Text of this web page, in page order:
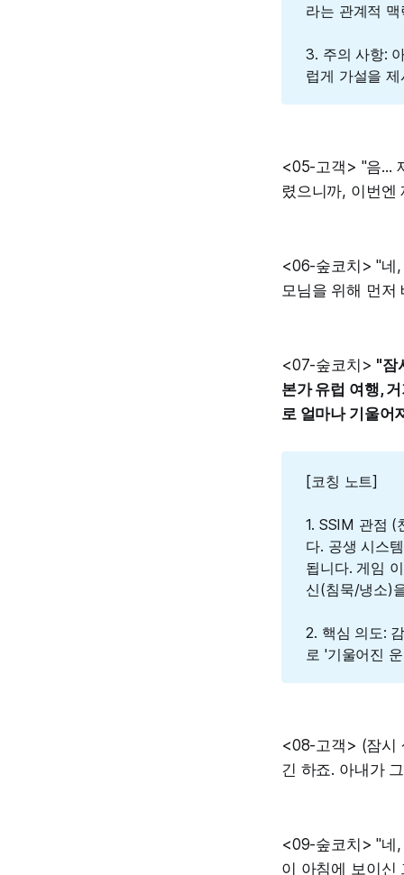
라는 관계적
3. 주의 사항:
럽게 가설을
<05-고객> "음...
렸으니까, 이번엔
<06-숲코치> "네,
모님을 위해 먼저
<07-숲코치> "잠
본가 유럽 여행,
로 얼마나 기울어
[코칭 노트]
1. SSIM 관점 (
다. 공생 시스
됩니다. 게임
신(침묵/냉소)
2. 핵심 의도:
로 '기울어진
<08-고객> (잠시
긴 하죠. 아내가
<09-숲코치> "네,
이 아침에 보이신